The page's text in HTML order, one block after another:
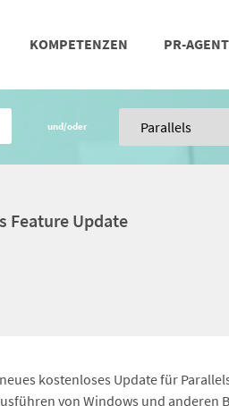
KOMPETENZEN PR-
und/oder
Feature Update
kostenloses Update für
von Windows und anderen